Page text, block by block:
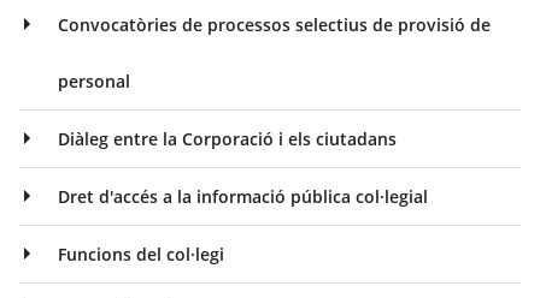
Convocatòries de processos selectius de provisió de
personal
Diàleg entre la Corporació i els ciutadans
Dret d'accés a la informació pública col·legial
Funcions del col·legi